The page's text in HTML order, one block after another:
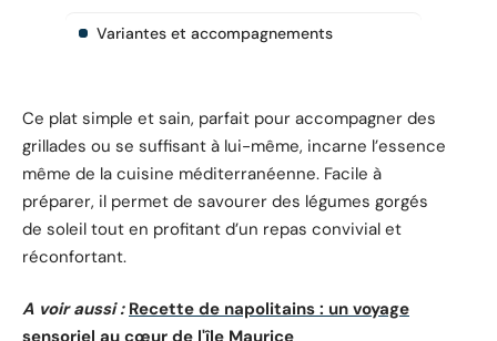
Variantes et accompagnements
Ce plat simple et sain, parfait pour accompagner des
grillades ou se suffisant à lui-même, incarne l’essence
même de la cuisine méditerranéenne. Facile à
préparer, il permet de savourer des légumes gorgés
de soleil tout en profitant d’un repas convivial et
réconfortant.
A voir aussi : Recette de napolitains : un voyage